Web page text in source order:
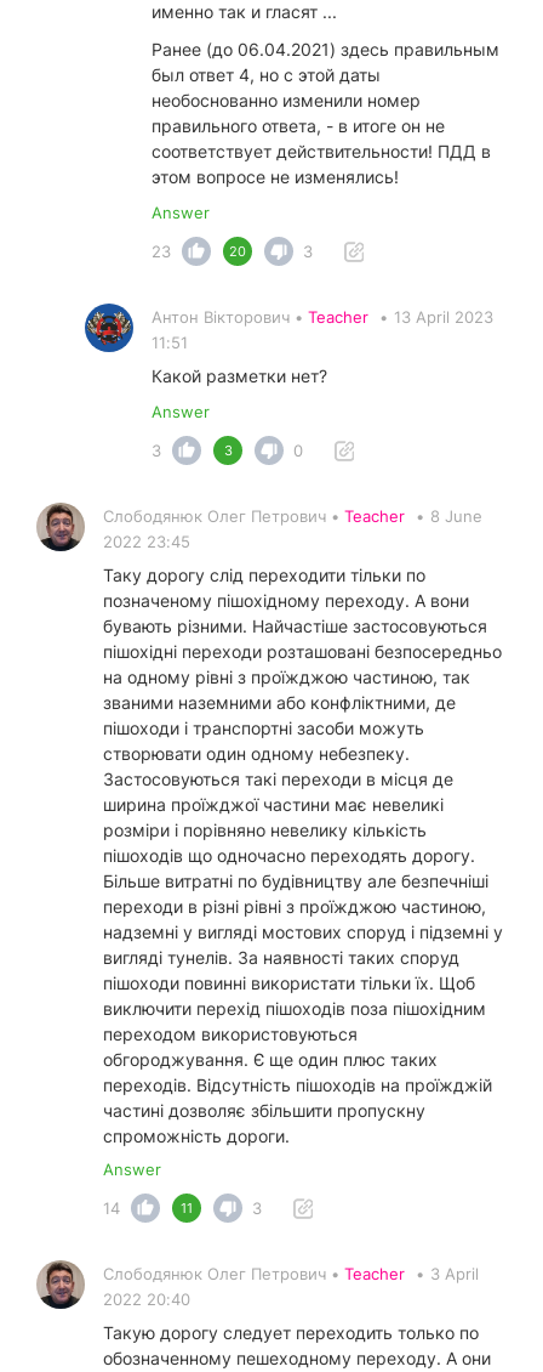
именно так и гласят ...
Ранее (до 06.04.2021) здесь правильным
был ответ 4, но с этой даты
необоснованно изменили номер
правильного ответа, - в итоге он не
соответствует действительности! ПДД в
этом вопросе не изменялись!
Answer
23
20 3
Антон Вікторович • Teacher • 13 April 2023
11:51
Какой разметки нет?
Answer
3
3 0
Слободянюк Олег Петрович • Teacher • 8 June
2022 23:45
Таку дорогу слід переходити тільки по
позначеному пішохідному переходу. А вони
бувають різними. Найчастіше застосовуються
пішохідні переходи розташовані безпосередньо
на одному рівні з проїжджою частиною, так
званими наземними або конфліктними, де
пішоходи і транспортні засоби можуть
створювати один одному небезпеку.
Застосовуються такі переходи в місця де
ширина проїжджої частини має невеликі
розміри і порівняно невелику кількість
пішоходів що одночасно переходять дорогу.
Більше витратні по будівництву але безпечніші
переходи в різні рівні з проїжджою частиною,
надземні у вигляді мостових споруд і підземні у
вигляді тунелів. За наявності таких споруд
пішоходи повинні використати тільки їх. Щоб
виключити перехід пішоходів поза пішохідним
переходом використовуються
обгороджування. Є ще один плюс таких
переходів. Відсутність пішоходів на проїжджій
частині дозволяє збільшити пропускну
спроможність дороги.
Answer
14
11 3
Слободянюк Олег Петрович • Teacher • 3 April
2022 20:40
Такую дорогу следует переходить только по
обозначенному пешеходному переходу. А они